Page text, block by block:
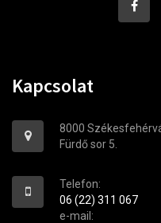
Kapcsolat
8000
Fürdő sor 5.
Telefon:
06 (22) 311 067
e-mail: